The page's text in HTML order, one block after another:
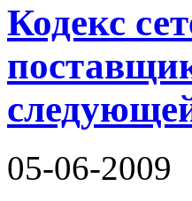
Кодекс
05-06-2009